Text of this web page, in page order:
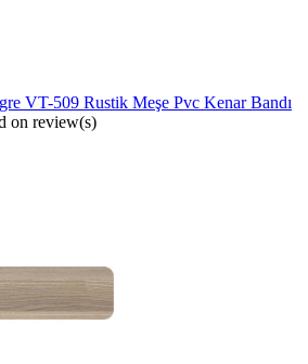
VT-509 Rustik Meşe Pvc Kenar Bandı
on review(s)